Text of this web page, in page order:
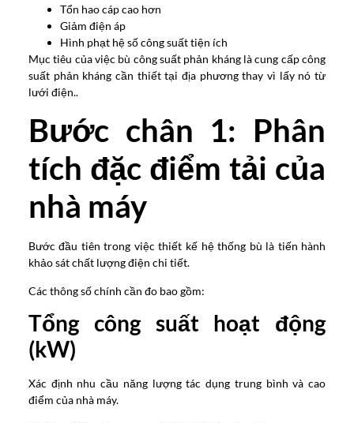
Tổn hao cáp cao hơn
Giảm điện áp
Hình phạt hệ số công suất tiện ích
Mục tiêu của việc bù công suất phản kháng là cung cấp công
suất phản kháng cần thiết tại địa phương thay vì lấy nó từ
lưới điện..
Bước chân 1: Phân
tích đặc điểm tải của
nhà máy
Bước đầu tiên trong việc thiết kế hệ thống bù là tiến hành
khảo sát chất lượng điện chi tiết.
Các thông số chính cần đo bao gồm:
Tổng công suất hoạt động
(kW)
Xác định nhu cầu năng lượng tác dụng trung bình và cao
điểm của nhà máy.